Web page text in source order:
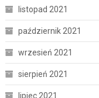
listopad 2021
październik 2021
wrzesień 2021
sierpień 2021
lipiec 2021